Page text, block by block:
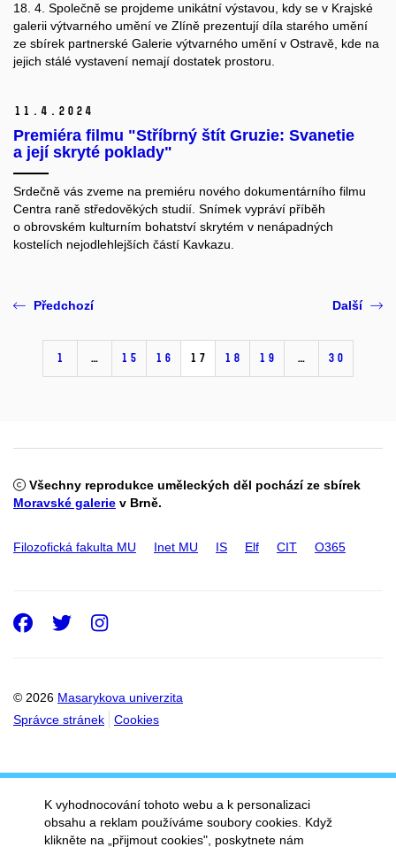
18. 4. Společně se projdeme unikátní výstavou, kdy se v Krajské
galerii výtvarného umění ve Zlíně prezentují díla starého umění
ze sbírek partnerské Galerie výtvarného umění v Ostravě, kde na
jejich stálé vystavení nemají dostatek prostoru.
11. 4. 2024
Premiéra filmu "Stříbrný štít Gruzie: Svanetie
a její skryté poklady"
Srdečně vás zveme na premiéru nového dokumentárního filmu
Centra raně středověkých studií. Snímek vypráví příběh
o obrovském kulturním bohatství skrytém v nenápadných
kostelích nejodlehlejších částí Kavkazu.
Předchozí
1 … 15 16 17 18 19 … 30
Další
Všechny reprodukce uměleckých děl pochází ze sbírek
Moravské galerie v Brně.
Filozofická fakulta MU Inet MU IS Elf CIT O365
© 2026 Masarykova univerzita
Správce stránek
Cookies
Facebook
Twitter
Instagram
K vyhodnocování tohoto webu a k personalizaci
obsahu a reklam používáme soubory cookies. Když
klikněte na „přijmout cookies", poskytnete nám